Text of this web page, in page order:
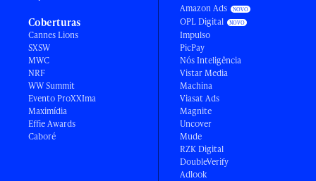
Coberturas
Cannes Lions
SXSW
MWC
NRF
WW Summit
Evento ProXXIma
Maximídia
Effie Awards
Caboré
Amazon Ads
OPL Digital
Impulso
PicPay
Nós Inteligência
Vistar Media
Machina
Viasat Ads
Magnite
Uncover
Mude
RZK Digital
DoubleVerify
Adlook